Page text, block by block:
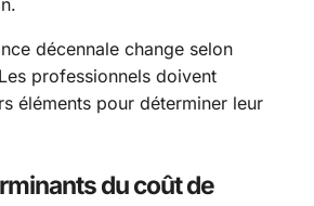
décennale change selon
professionnels doivent
éléments pour déterminer leur
du coût de